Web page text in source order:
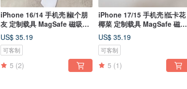
iPhone 16/14 手机壳∣椒个朋
友 定制载具 MagSafe 磁吸手
机壳
US$ 35.19
可客制
5 (2)
iPhone 17/15 手机壳∣低卡花
椰菜 定制载具 MagSafe 磁吸
手机壳
US$ 35.19
可客制
5 (1)